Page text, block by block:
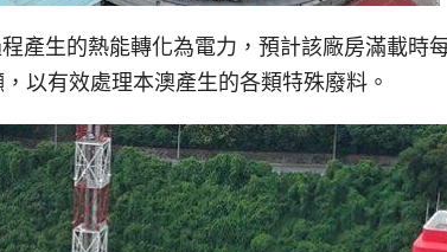
產生的熱能轉化為電力，預計該廠房滿載時
以有效處理本澳產生的各類特殊廢料。